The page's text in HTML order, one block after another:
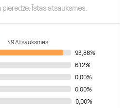
pieredze. Īstas atsauksmes.
49 Atsauksmes
93,88%
6,12%
0,00%
0,00%
0,00%